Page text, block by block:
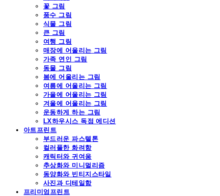
꽃 그림
풍수 그림
식물 그림
큰 그림
여행 그림
매장에 어울리는 그림
가족 연인 그림
동물 그림
봄에 어울리는 그림
여름에 어울리는 그림
가을에 어울리는 그림
겨울에 어울리는 그림
운동하게 하는 그림
LX하우시스 독점 에디션
아트프린트
부드러운 파스텔톤
컬러풀한 화려함
캐릭터와 귀여움
추상화와 미니멀리즘
동양화와 빈티지스타일
사진과 디테일함
프리미엄프린트